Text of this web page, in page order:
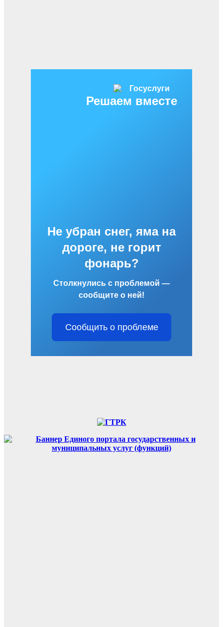
Решаем вместе
Не убран снег, яма на
дороге, не горит
фонарь?
Столкнулись с проблемой —
сообщите о ней!
Сообщить о проблеме